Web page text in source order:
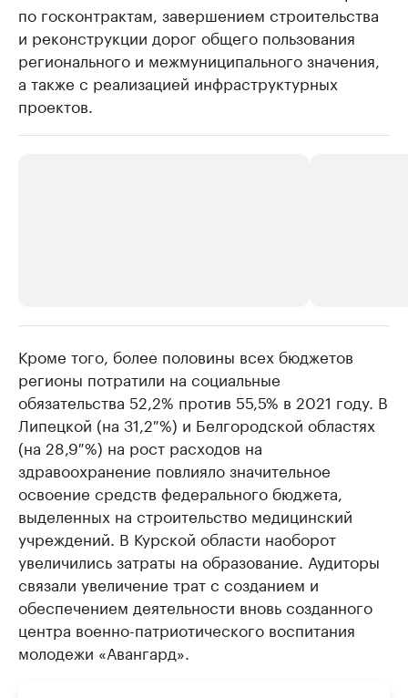
по госконтрактам, завершением строительства
и реконструкции дорог общего пользования
регионального и межмуниципального значения,
а также с реализацией инфраструктурных
проектов.
Делитесь новостями бизнеса на РБК
Управляйте страницей компании и развивайте личные
бренды спикеров бизнеса
Посмотрите
Кроме того, более половины всех бюджетов
регионы потратили на социальные
обязательства 52,2% против 55,5% в 2021 году. В
Липецкой (на 31,2 %) и Белгородской областях
(на 28,9 %) на рост расходов на
здравоохранение повлияло значительное
освоение средств федерального бюджета,
выделенных на строительство медицинский
учреждений. В Курской области наоборот
увеличились затраты на образование. Аудиторы
связали увеличение трат с созданием и
обеспечением деятельности вновь созданного
центра военно-патриотического воспитания
молодежи «Авангард».